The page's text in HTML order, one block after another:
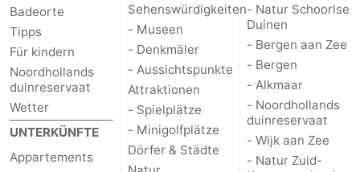
Duin
Katwijk
-
Scheveningen
-
Den
Haag
-
Rotterdam
-
Rockanje
Wetter
Badeorte
Tipps
Für kindern
Noordhollands
duinreservaat
Wetter
UNTERKÜNFTE
Appartements
Sehenswürdigkeiten
- Museen
- Denkmäler
- Aussichtspunkte
Attraktionen
- Spielplätze
- Minigolfplätze
Dörfer & Städte
- Natur Schoorlse
Duinen
- Bergen aan Zee
- Bergen
- Alkmaar
- Noordhollands
duinreservaat
- Wijk aan Zee
- Natur Zuid-